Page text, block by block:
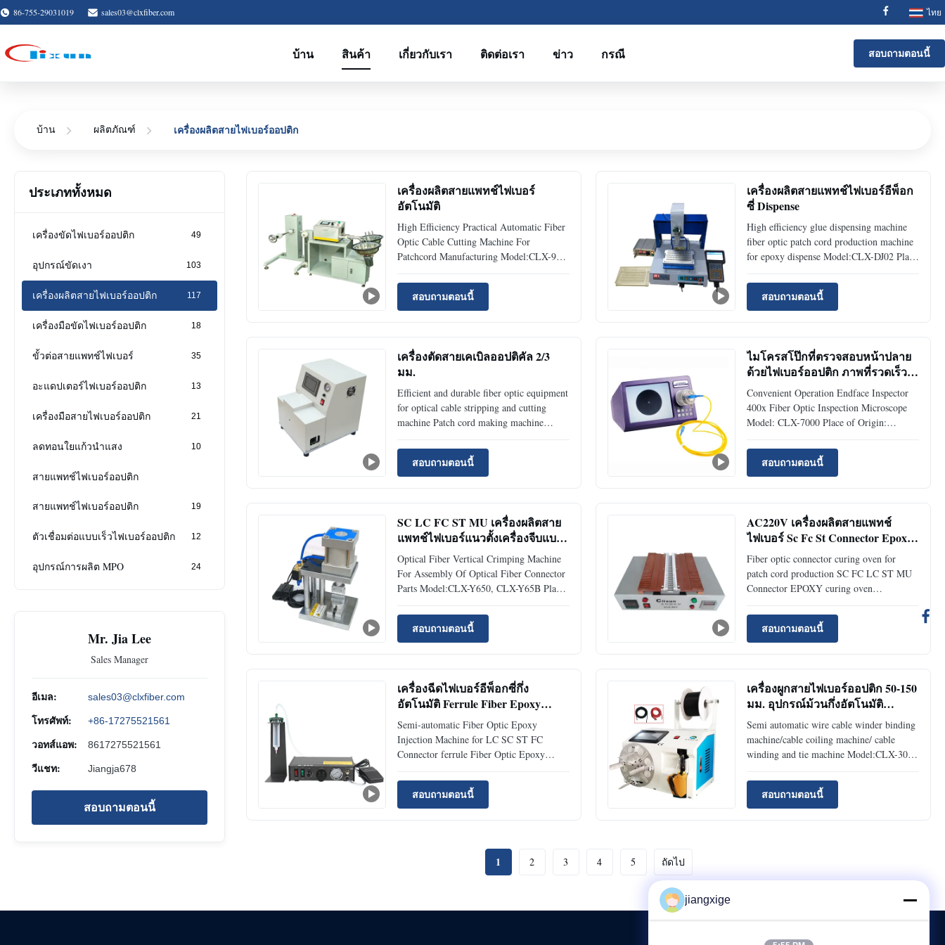
86-755-29031019 sales03@clxfiber.com ไทย
บ้าน สินค้า เกี่ยวกับเรา ติดต่อเรา ข่าว กรณี สอบถามตอนนี้
บ้าน ผลิตภัณฑ์ เครื่องผลิตสายไฟเบอร์ออปติก
ประเภททั้งหมด
เครื่องขัดไฟเบอร์ออปติก 49
อุปกรณ์ขัดเงา 103
เครื่องผลิตสายไฟเบอร์ออปติก 117
เครื่องมือขัดไฟเบอร์ออปติก 18
ขั้วต่อสายแพทช์ไฟเบอร์ 35
อะแดปเตอร์ไฟเบอร์ออปติก 13
เครื่องมือสายไฟเบอร์ออปติก 21
ลดทอนใยแก้วนำแสง 10
สายแพทช์ไฟเบอร์ออปติก
สายแพทช์ไฟเบอร์ออปติก 19
ตัวเชื่อมต่อแบบเร็วไฟเบอร์ออปติก 12
อุปกรณ์การผลิต MPO 24
Mr. Jia Lee
Sales Manager
อีเมล: sales03@clxfiber.com
โทรศัพท์: +86-17275521561
วอทส์แอพ: 8617275521561
วีแชท: Jiangja678
สอบถามตอนนี้
เครื่องผลิตสายแพทช์ไฟเบอร์
อัตโนมัติ
High Efficiency Practical Automatic Fiber
Optic Cable Cutting Machine For
Patchcord Manufacturing Model:CLX-94
Detail ● High length accuracy: meter
wheel to count length, no length deviation
from cable twist, slip during feeding ●
สอบถามตอนนี้
เครื่องผลิตสายแพทช์ไฟเบอร์อีพ็อก
ซี่ Dispense
High efficiency glue dispensing machine
fiber optic patch cord production machine
for epoxy dispense Model:CLX-DJ02 Place
Automatic Optical Fiber patch cord epoxy
injection machine specially designed for
mass fiber optic patch cord production.
สอบถามตอนนี้
เครื่องตัดสายเคเบิลออปติคัล 2/3
มม.
Efficient and durable fiber optic equipment
for optical cable stripping and cutting
machine Patch cord making machine
Origin:ShenZhen,China Quick Detail: ●
Convenient :Supports 2.0mm, 3.0mm
cable peeling and Kevlar cutting without
สอบถามตอนนี้
ไมโครสโป๊กที่ตรวจสอบหน้าปลาย
ด้วยไฟเบอร์ออปติก ภาพที่รวดเร็ว
พกพา และชัดเจน
Convenient Operation Endface Inspector
400x Fiber Optic Inspection Microscope
Model: CLX-7000 Place of Origin:
fiber end face detector series products, is
according to the market a variety of
customer demand, our company developed
สอบถามตอนนี้
SC LC FC ST MU เครื่องผลิตสาย
แพทช์ไฟเบอร์แนวตั้งเครื่องจีบแบ
บนิวเมติก Pneumatic
Optical Fiber Vertical Crimping Machine
For Assembly Of Optical Fiber Connector
Parts Model:CLX-Y650, CLX-Y65B Place
One-time Crimping: Ceramic lock pin and
metal liner can be crimped once, faster and
more convenient ● ST, SC (UPC, APC),
สอบถามตอนนี้
AC220V เครื่องผลิตสายแพทช์
ไฟเบอร์ Sc Fc St Connector Epoxy
Curing Oven
Fiber optic connector curing oven for
patch cord production SC FC LC ST MU
Connector EPOXY curing oven
Origin:ShenZhen,China Description Fiber
optic connector heating curing furnace is
suitable for fiber optic connector
สอบถามตอนนี้
เครื่องฉีดไฟเบอร์อีพ็อกซี่กึ่ง
อัตโนมัติ Ferrule Fiber Epoxy
Dispensing Equipment
Semi-automatic Fiber Optic Epoxy
Injection Machine for LC SC ST FC
Connector ferrule Fiber Optic Epoxy
Origin:ShenZhen,China Description CLX-
DJ02 semi-automatic dispenser is
controlled by a film tap switch.Can adjust
สอบถามตอนนี้
เครื่องผูกสายไฟเบอร์ออปติก 50-150
มม. อุปกรณ์ม้วนกึ่งอัตโนมัติ
AC220V
Semi automatic wire cable winder binding
machine/cable coiling machine/ cable
winding and tie machine Model:CLX-30A
description: This equipment is suitable for
optical fiber connectors, optical fiber
jumpers, AC power cords, DC power
สอบถามตอนนี้
1 2 3 4 5 ถัดไป
jiangxige